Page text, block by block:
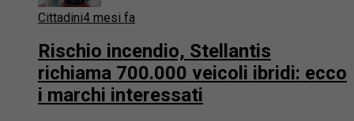
Cittadini4 mesi fa
Rischio incendio, Stellantis
richiama 700.000 veicoli ibridi: ecco
i marchi interessati